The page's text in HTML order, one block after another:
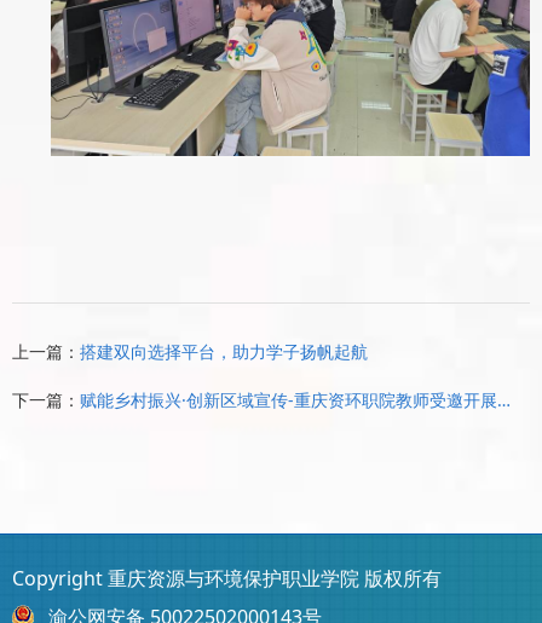
上一篇： 搭建双向选择平台，助力学子扬帆起航
下一篇： 赋能乡村振兴·创新区域宣传-重庆资环职院教师受邀开展短视频创作专题分享
Copyright 重庆资源与环境保护职业学院 版权所有
渝公网安备 50022502000143号